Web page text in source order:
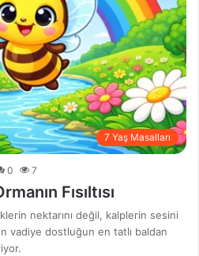
7 Yaş Masalları
0 7
Fısıltısı
nektarını değil, kalplerin sesini
vadiye dostluğun en tatlı baldan